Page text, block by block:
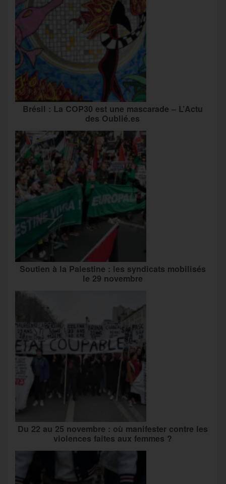
Brésil : La COP30 est une mascarade – L’Actu
des Oublié.es
Soutien à la Palestine : les syndicats mobilisés
le 29 novembre
Du 22 au 25 novembre : où manifester contre les
violences faites aux femmes ?